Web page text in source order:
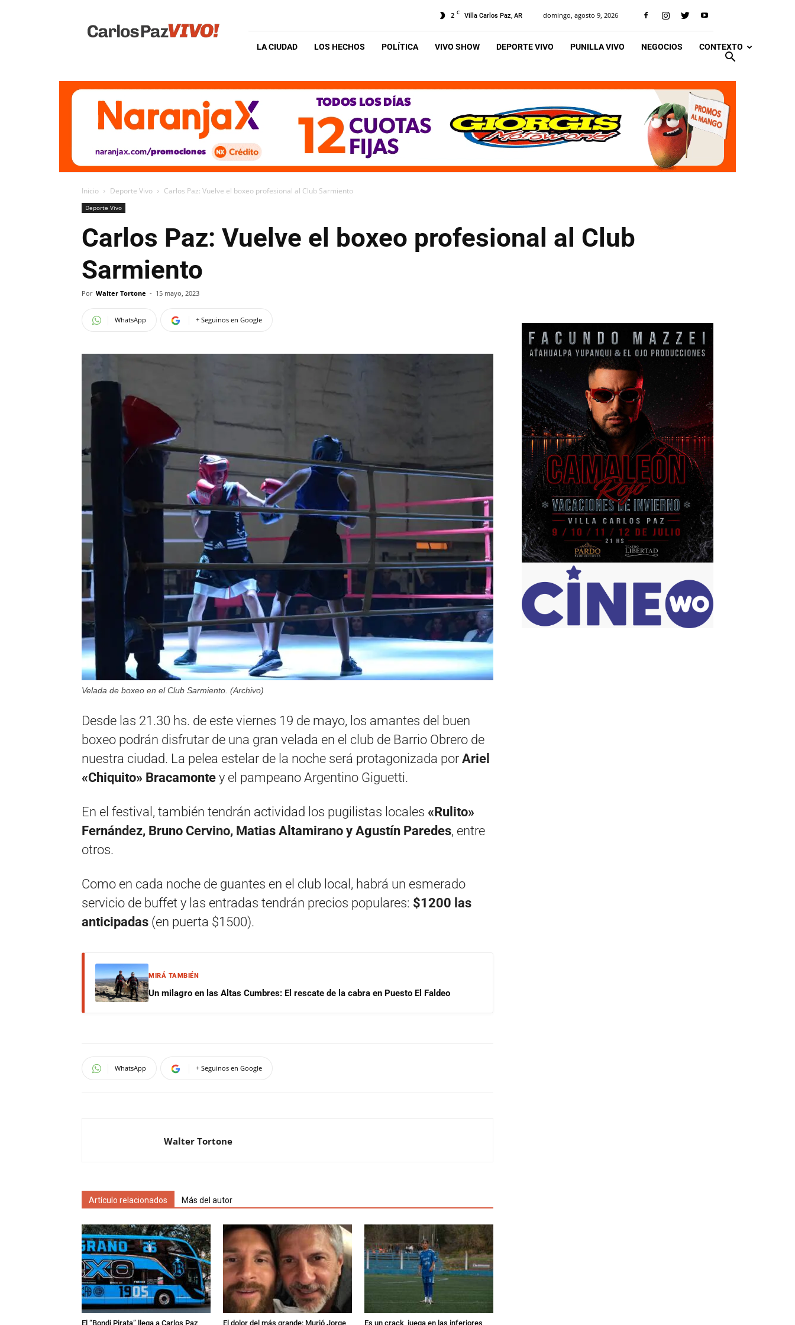
Vivo
2 C Villa Carlos Paz, AR domingo, agosto 9, 2026
LA CIUDAD LOS HECHOS POLÍTICA VIVO SHOW DEPORTE VIVO PUNILLA VIVO NEGOCIOS CONTEXTO
Inicio Deporte Vivo Carlos Paz: Vuelve el boxeo profesional al Club Sarmiento
Deporte Vivo
Carlos Paz: Vuelve el boxeo profesional al Club
Sarmiento
Por Walter Tortone - 15 mayo, 2023
WhatsApp + Seguinos en Google
Velada de boxeo en el Club Sarmiento. (Archivo)
Desde las 21.30 hs. de este viernes 19 de mayo, los amantes del buen
boxeo podrán disfrutar de una gran velada en el club de Barrio Obrero de
nuestra ciudad. La pelea estelar de la noche será protagonizada por Ariel
«Chiquito» Bracamonte y el pampeano Argentino Giguetti.
En el festival, también tendrán actividad los pugilistas locales «Rulito»
Fernández, Bruno Cervino, Matias Altamirano y Agustín Paredes, entre
otros.
Como en cada noche de guantes en el club local, habrá un esmerado
servicio de buffet y las entradas tendrán precios populares: $1200 las
anticipadas (en puerta $1500).
MIRÁ TAMBIÉN
Un milagro en las Altas Cumbres: El rescate de la cabra en Puesto El Faldeo
WhatsApp + Seguinos en Google
Walter Tortone
Artículo relacionados Más del autor
El “Bondi Pirata” llega a Carlos Paz
El dolor del más grande: Murió Jorge
Es un crack, juega en las inferiores